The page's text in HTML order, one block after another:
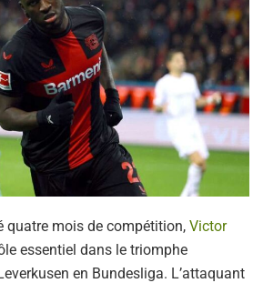
quatre mois de compétition, Victor
essentiel dans le triomphe
en Bundesliga. L’attaquant